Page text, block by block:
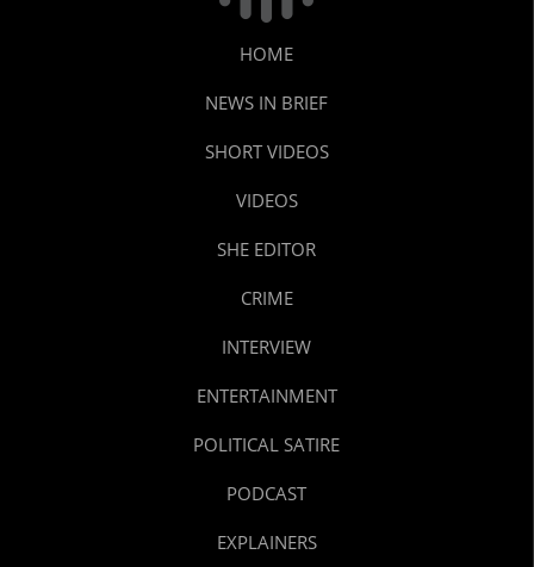
HOME
NEWS IN BRIEF
SHORT VIDEOS
VIDEOS
SHE EDITOR
CRIME
INTERVIEW
ENTERTAINMENT
POLITICAL SATIRE
PODCAST
EXPLAINERS